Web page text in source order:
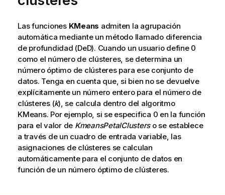
Las funciones KMeans admiten la agrupación
automática mediante un método llamado diferencia
de profundidad (DeD). Cuando un usuario define 0
como el número de clústeres, se determina un
número óptimo de clústeres para ese conjunto de
datos. Tenga en cuenta que, si bien no se devuelve
explícitamente un número entero para el número de
clústeres (k), se calcula dentro del algoritmo
KMeans. Por ejemplo, si se especifica 0 en la función
para el valor de KmeansPetalClusterso se establece
a través de un cuadro de entrada variable, las
asignaciones de clústeres se calculan
automáticamente para el conjunto de datos en
función de un número óptimo de clústeres.